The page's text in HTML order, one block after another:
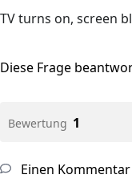
TV turns on, screen
Diese Frage
Bewertung 1
Einen